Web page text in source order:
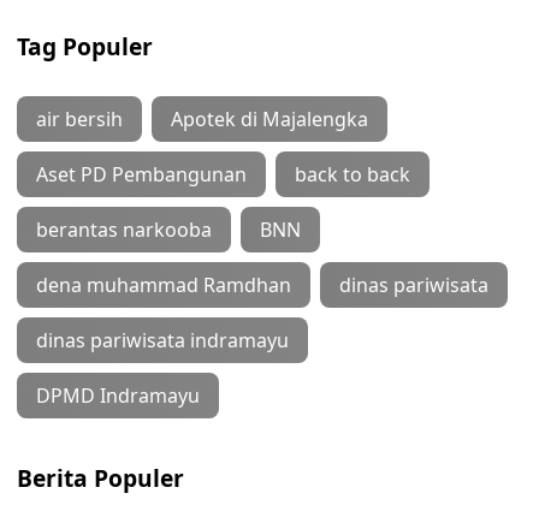
Tag Populer
air bersih Apotek di Majalengka
Aset PD Pembangunan back to back
berantas narkooba BNN
dena muhammad Ramdhan dinas pariwisata
dinas pariwisata indramayu
DPMD Indramayu
Berita Populer